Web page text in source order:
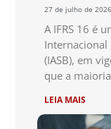
27 de julho de 2026
A IFRS 16 é
Internacional
(IASB), em
que a
LEIA MAIS